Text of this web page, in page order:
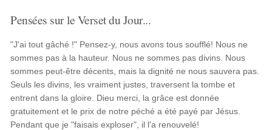
Pensées sur le Verset du Jour...
"J'ai tout gâché !" Pensez-y, nous avons tous soufflé! Nous ne
sommes pas à la hauteur. Nous ne sommes pas divins. Nous
sommes peut-être décents, mais la dignité ne nous sauvera pas.
Seuls les divins, les vraiment justes, traversent la tombe et
entrent dans la gloire. Dieu merci, la grâce est donnée
gratuitement et le prix de notre péché a été payé par Jésus.
Pendant que je "faisais exploser", il l'a renouvelé!